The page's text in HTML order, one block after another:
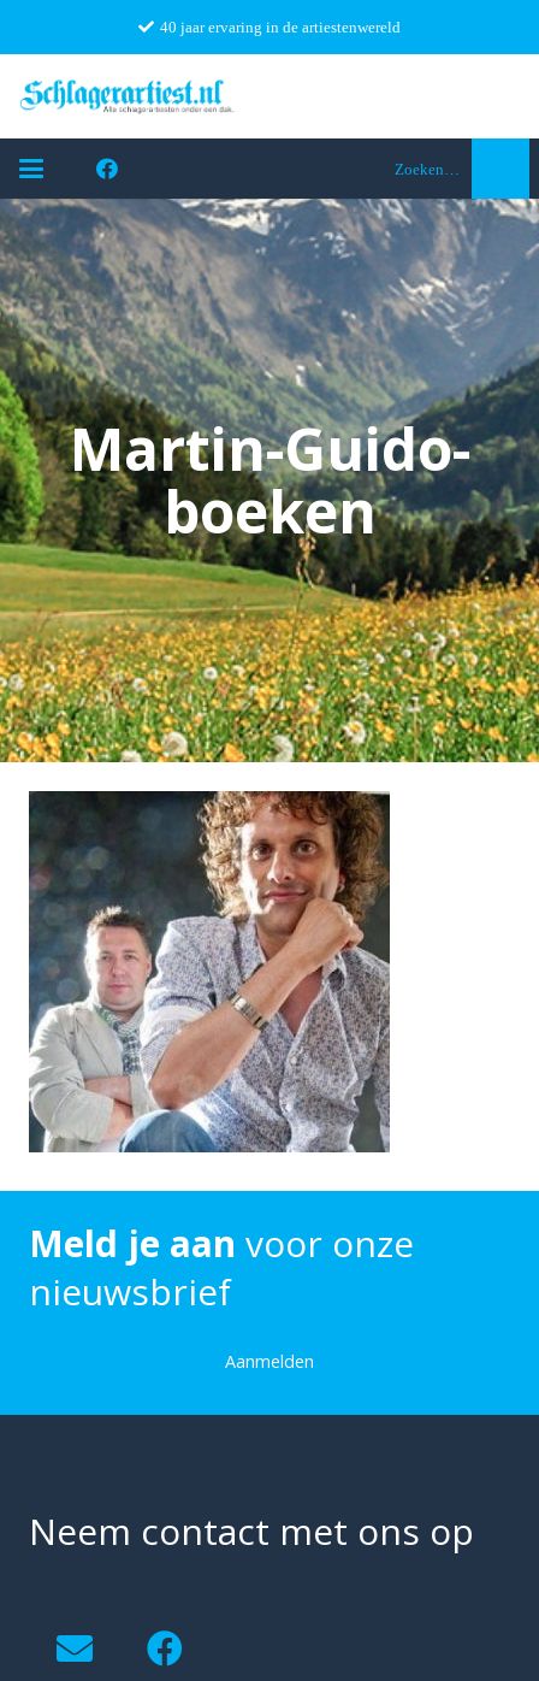
40 jaar ervaring in de artiestenwereld
Zoeken…
Martin-Guido-
boeken
Meld je aan voor onze
nieuwsbrief
Aanmelden
Neem contact met ons op